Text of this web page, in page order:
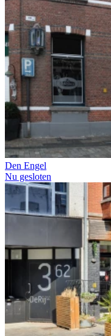
Den Engel
Nu gesloten